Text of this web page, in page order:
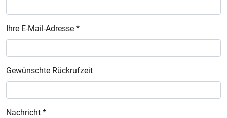
Ihre E-Mail-Adresse *
Gewünschte Rückrufzeit
Nachricht *